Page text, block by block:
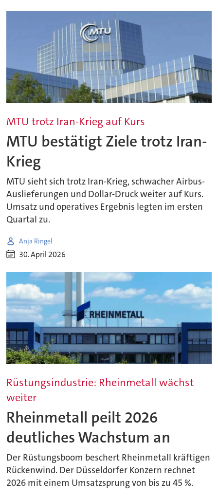
MTU trotz Iran-Krieg auf Kurs
MTU bestätigt Ziele trotz Iran-
Krieg
MTU sieht sich trotz Iran-Krieg, schwacher Airbus-
Auslieferungen und Dollar-Druck weiter auf Kurs.
Umsatz und operatives Ergebnis legten im ersten
Quartal zu.
Anja Ringel
30. April 2026
Rüstungsindustrie: Rheinmetall wächst
weiter
Rheinmetall peilt 2026
deutliches Wachstum an
Der Rüstungsboom beschert Rheinmetall kräftigen
Rückenwind. Der Düsseldorfer Konzern rechnet
2026 mit einem Umsatzsprung von bis zu 45 %.